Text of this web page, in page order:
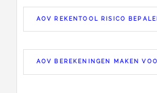
AOV REKENTOOL RISICO
AOV BEREKENINGEN MAKEN